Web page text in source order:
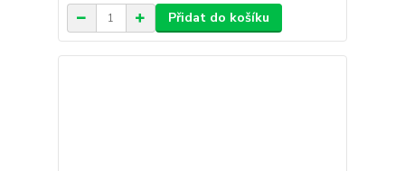
Přidat do košíku